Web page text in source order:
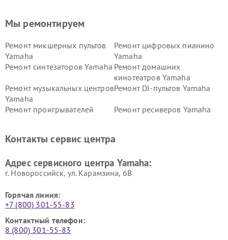
Мы ремонтируем
Ремонт микшерных пультов
Yamaha
Ремонт цифровых пианино
Yamaha
Ремонт синтезаторов Yamaha Ремонт домашних
кинотеатров Yamaha
Ремонт музыкальных центров
Yamaha
Ремонт DJ-пультов Yamaha
Ремонт проигрывателей
Ремонт ресиверов Yamaha
Yamaha
Yamaha
Контакты сервис центра
Адрес сервисного центра Yamaha:
г. Новороссийск, ул. Карамзина, 6В
Горячая линия:
+7 (800) 301-55-83
Контактный телефон:
8 (800) 301-55-83